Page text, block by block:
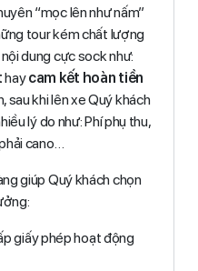
“mọc lên như nấm”
tour kém chất lượng
dung cực sock như:
haycam kết hoàn tiền
sau khi lên xe Quý khách
lý do như: Phí phụ thu,
cano…
giúp Quý khách chọn
giấy phép hoạt động